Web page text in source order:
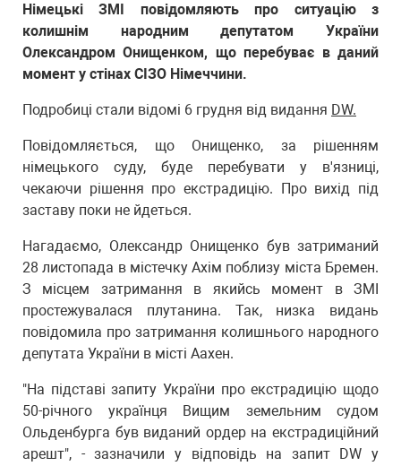
Німецькі ЗМІ повідомляють про ситуацію з
колишнім народним депутатом України
Олександром Онищенком, що перебуває в даний
момент у стінах СІЗО Німеччини.
Подробиці стали відомі 6 грудня від видання DW.
Повідомляється, що Онищенко, за рішенням
німецького суду, буде перебувати у в'язниці,
чекаючи рішення про екстрадицію. Про вихід під
заставу поки не йдеться.
Нагадаємо, Олександр Онищенко був затриманий
28 листопада в містечку Ахім поблизу міста Бремен.
З місцем затримання в якийсь момент в ЗМІ
простежувалася плутанина. Так, низка видань
повідомила про затримання колишнього народного
депутата України в місті Аахен.
"На підставі запиту України про екстрадицію щодо
50-річного українця Вищим земельним судом
Ольденбурга був виданий ордер на екстрадиційний
арешт", - зазначили у відповідь на запит DW у